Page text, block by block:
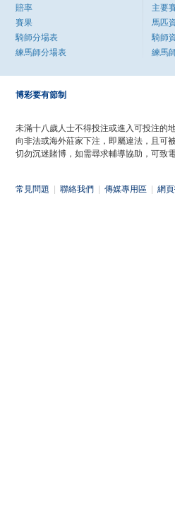
賠率
賽果
騎師分場表
練馬師分場表
主要
馬匹
騎師
練馬
博彩要有節制
未滿十八歲人士不得投注或進入可投注的地
向非法或海外莊家下注，即屬違法，且可被
切勿沉迷賭博，如需尋求輔導協助，可致
常見問題 聯絡我們 傳媒專用區 網